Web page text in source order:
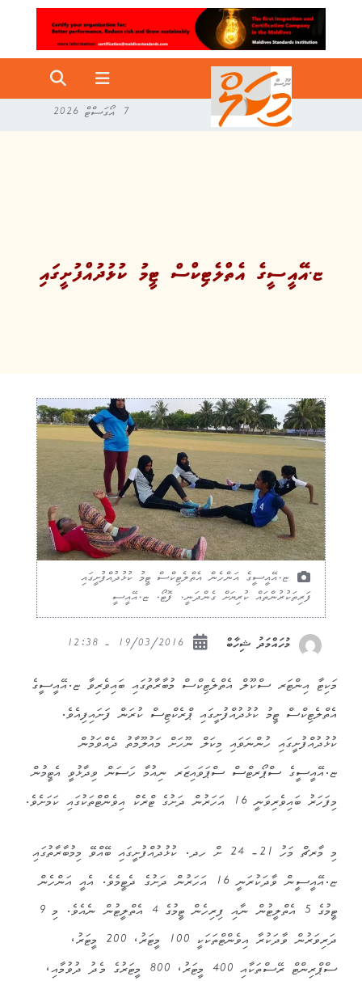
7 އޯގަސްޓް 2026
ޏ.އޭއީސީގެ އެތްލެޓިކްސް ޓީމު ކުޅުދުއްފުށީގައި
ޏ.އޭއީސީގެ އަންހެން އެތްލެޓިކްސް ޓީމު ކުޅުދުއްފުށީގައި
ފަރިތަކުރުންތައް ކުރިޔަށް ގެންދަނީ. ފޮޓޯ. ޏ.އޭއީސީ
މުހައްމަދު ޝިހާބް
މަކިޓާ އިންޓަރ ސްކޫލް އެތްލެޓިކްސް މުބާރާތުގައި ބައިވެރިވާ ޏ.އޭއީސީގެ
އެތްލެޓިކްސް ޓީމު ކުޅުދުއްފުށީގައި ޕްރެކްޓިސް ކުރަން ފަށައިފިއެވެ.
ކުޅުދުއްފުށީގައި ހުންނަވައި މިކަލް ނޫހަށް މައުލޫމާތު ދެއްވަމުން
ޏ.އޭއީސީގެ ސްޕޯރޓްސް ސްޕަވައިޒަރ ނިއުމާ ހަސަން ވިދާޅުވީ އެޓީމުން
މިފަހަރު ބައިވެރިވަނީ 16 އަހަރުން ދަށުގެ ޓްރެކް އިވެންޓްތަކުގައި ކަމަށެވެ.
މި މާރޗް މަހު 21- 24 ށް ހދ. ކުޅުދުއްފުށީގައި ބޭއްވޭ މިމުބާރާތުގައި
ޏ.އޭއީސީން ވާދަކުރަނީ 16 އަހަރުން ދަށުގެ ދެޓީމެވެ. އެއީ އަންހެން
ޓީމުގެ 5 އެތްލީޓުން ނާއި ފިރިހެން ޓީމުގެ 4 އެތްލީޓުން ނެއެވެ. މި 9
ދަރިވަރުން ވާދަކުރާ އިވެންޓްތަކަކީ 100 މީޓަރު، 200 މީޓަރު،
ސްޕްރިންޓް ރޭސްތަކާއި 400 މީޓަރު، 800 މީޓަރުގެ މެދު ދުވުމާއި،